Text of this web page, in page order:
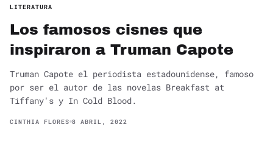
LITERATURA
Los famosos cisnes que
inspiraron a Truman Capote
Truman Capote el periodista estadounidense, famoso
por ser el autor de las novelas Breakfast at
Tiffany's y In Cold Blood.
CINTHIA FLORES 8 ABRIL, 2022